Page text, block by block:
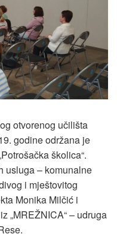
otvorenog učilišta
godine održana je
školica“.
usluga – komunalne
i mještovitog
Monika Milčić i
„MREŽNICA“ – udruga